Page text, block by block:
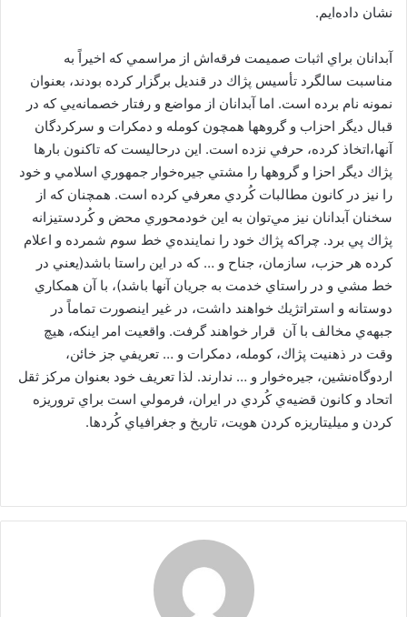
نشان داده‌ايم.
آبدانان براي اثبات صميمت فرقه‌اش از مراسمي كه اخيراً به
مناسبت سالگرد تأسيس پژاك در قنديل برگزار كرده‌ بودند، بعنوان
نمونه نام برده است. اما آبدانان از مواضع و رفتار خصمانه‌يي كه در
قبال ديگر احزاب و گروهها همچون كومله و دمكرات و سركردگان
آنها،‌اتخاذ كرده، حرفي نزده است. اين درحاليست كه تاكنون بارها
پژاك ديگر احزا و گروهها را مشتي جيره‌خوار جمهوري اسلامي و خود
را نيز در كانون مطالبات كُردي معرفي كرده است. همچنان كه از
سخنان آبدانان نيز مي‌توان به اين خودمحوري محض و كُردستيزانه
پژاك پي برد. چراكه پژاك خود را نماينده‌ي خط سوم شمرده و اعلام
كرده هر حزب، سازمان، جناح و … كه در اين راستا باشد(يعني در
خط مشي و در راستاي خدمت به جريان آنها باشد)، با آن همكاري
دوستانه و استراتژيك خواهند داشت، در غير اينصورت تماماً در
جبهه‌ي مخالف با آن قرار خواهند گرفت. واقعيت امر اينكه، هيچ
وقت در ذهنيت پژاك، كومله، دمكرات و … تعريفي جز خائن،
اردوگاه‌نشين، جيره‌خوار و … ندارند. لذا تعريف خود بعنوان مركز ثقل
اتحاد و كانون قضيه‌ي كُردي در ايران، فرمولي است براي تروريزه
كردن و ميليتاريزه كردن هويت، تاريخ و جغرافياي كُردها.